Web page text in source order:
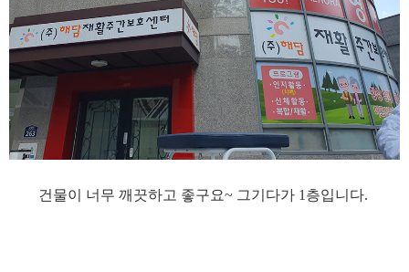
건물이 너무 깨끗하고 좋구요~ 그기다가 1층입니다.